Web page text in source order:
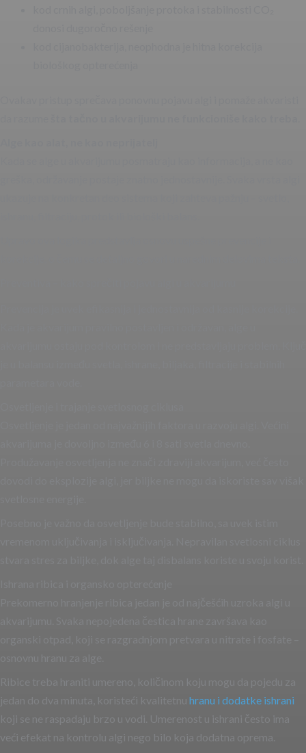
jedan do dva minuta, koristeći kvalitetnu hranu i dodatke ishrani
koji se ne raspadaju brzo u vodi. Umerenost u ishrani često ima
veći efekat na kontrolu algi nego bilo koja dodatna oprema.